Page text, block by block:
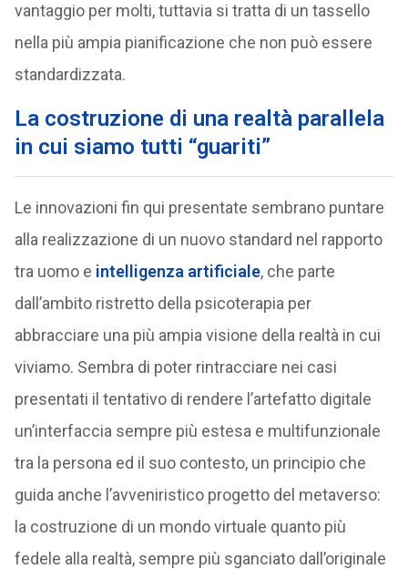
vantaggio per molti, tuttavia si tratta di un tassello
nella più ampia pianificazione che non può essere
standardizzata.
La costruzione di una realtà parallela
in cui siamo tutti “guariti”
Le innovazioni fin qui presentate sembrano puntare
alla realizzazione di un nuovo standard nel rapporto
tra uomo e intelligenza artificiale, che parte
dall’ambito ristretto della psicoterapia per
abbracciare una più ampia visione della realtà in cui
viviamo. Sembra di poter rintracciare nei casi
presentati il tentativo di rendere l’artefatto digitale
un’interfaccia sempre più estesa e multifunzionale
tra la persona ed il suo contesto, un principio che
guida anche l’avveniristico progetto del metaverso:
la costruzione di un mondo virtuale quanto più
fedele alla realtà, sempre più sganciato dall’originale